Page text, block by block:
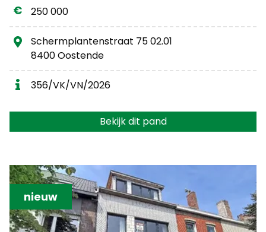
250 000
Schermplantenstraat 75 02.01
8400 Oostende
356/VK/VN/2026
Bekijk dit pand
nieuw